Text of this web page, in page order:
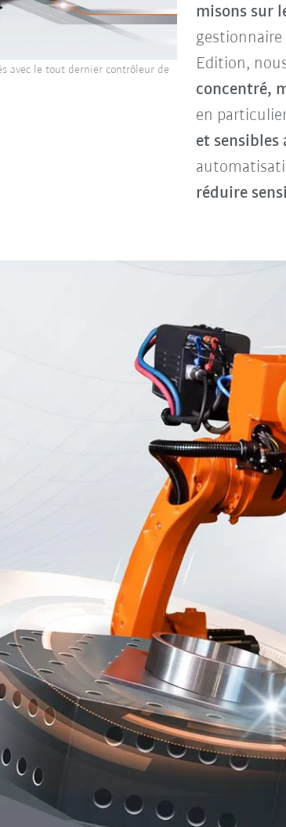
misons sur
gestionnaire
Edition,
concentré,
en
et sensibles
réduire
avec le tout dernier contrôleur de